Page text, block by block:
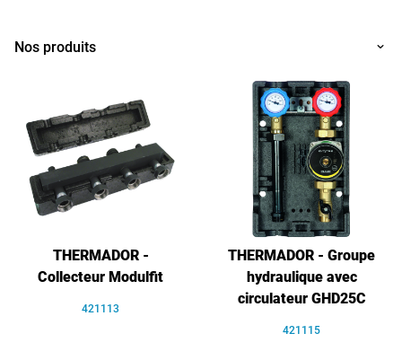
Nos produits
THERMADOR -
Collecteur Modulfit
421113
THERMADOR - Groupe
hydraulique avec
circulateur GHD25C
421115